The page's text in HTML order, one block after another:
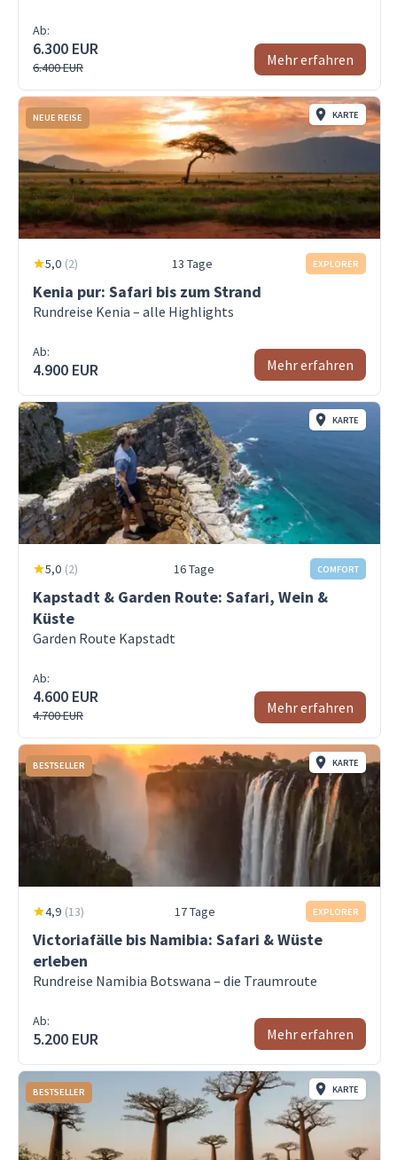
Ab:
6.300 EUR
6.400 EUR Mehr erfahren
NEUE REISE KARTE
5,0 (2) 13 Tage EXPLORER
Kenia pur: Safari bis zum Strand
Rundreise Kenia – alle Highlights
Ab:
4.900 EUR Mehr erfahren
KARTE
5,0 (2) 16 Tage COMFORT
Kapstadt & Garden Route: Safari, Wein &
Küste
Garden Route Kapstadt
Ab:
4.600 EUR
4.700 EUR Mehr erfahren
BESTSELLER KARTE
4,9 (13) 17 Tage EXPLORER
Victoriafälle bis Namibia: Safari & Wüste
erleben
Rundreise Namibia Botswana – die Traumroute
Ab:
5.200 EUR Mehr erfahren
BESTSELLER KARTE